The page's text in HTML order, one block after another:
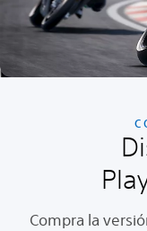
Compra la